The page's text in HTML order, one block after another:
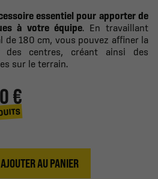
essentiel pour apporter de
à votre équipe. En travaillant
de 180 cm, vous pouvez affiner la
centres, créant ainsi des
sur le terrain.
€
AJOUTER AU PANIER